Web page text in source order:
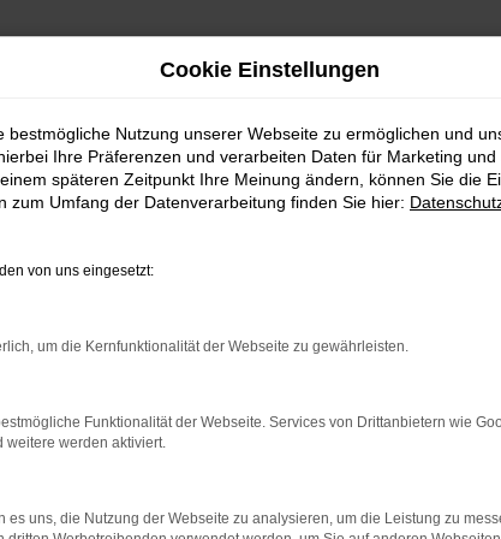
bestimmter Seiten verhindern. Funktioniert die
beheben.
auf dem neuesten Stand sind.
Cookie Einstellungen
bestmögliche Nutzung unserer Webseite zu ermöglichen und
Ihre Präferenzen und verarbeiten Daten für Marketing
späteren Zeitpunkt Ihre Meinung ändern, können Sie die
zum Umfang der Datenverarbeitung finden Sie hier:
von uns eingesetzt:
um die Kernfunktionalität der Webseite zu gewährleisten.
Funktionalität der Webseite. Services von Drittanbietern wie
weitere werden aktiviert.
es uns, die Nutzung der Webseite zu analysieren, um die Leistung zu